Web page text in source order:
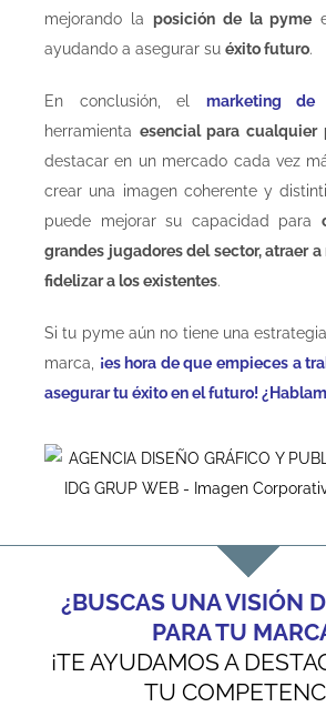
mejorando la posición de la pyme
ayudando a asegurar su éxito futuro.
En conclusión, el marketing de
herramienta esencial para cualquier
destacar en un mercado cada vez
crear una imagen coherente y
puede mejorar su capacidad para
grandes jugadores del sector, atraer
fidelizar a los existentes.
Si tu pyme aún no tiene una
marca, ¡es hora de que empieces a
asegurar tu éxito en el futuro!
¿BUSCAS UNA VISIÓN
PARA TU
¡TE AYUDAMOS A
TU